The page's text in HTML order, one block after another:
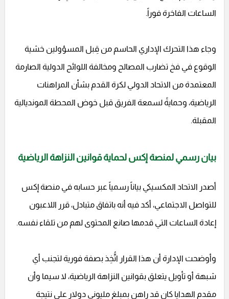
الساعات الفاخرة فوراً.
وجاء هذا التحرك الإداري الحاسم من قِبل المسؤولين خشية
الوقوع في فخ تضارب المصالح ومخالفة اللوائح الدولية الصارمة
المعتمدة من الاتحاد الدولي لكرة القدم بشأن المراهنات
الرياضية، وحمايةً لسمعة الفريق قبل خوض المحطة المونديالية
المقبلة.
بيان رسمي لمنصة إكس لحماية قوانين النزاهة الرياضية
أصدر الاتحاد المكسيكي بياناً رسمياً عبر حسابه في منصة إكس
للتواصل الاجتماعي، أكد فيه أنه باتفاق متبادل، قرر اللاعبون
إعادة الساعات التي قدمها صانع المحتوى لهم من تلقاء نفسه.
وأوضحت الإدارة أن هذا القرار اتُّخِذ بصفة فورية لتجنب أي
شبهة أو تأويل يتعلق بقوانين النزاهة الرياضية، لا سيما وأن
مقدم الهدايا كان قد راهن بمبلغ مليوني دولار على نتيجة